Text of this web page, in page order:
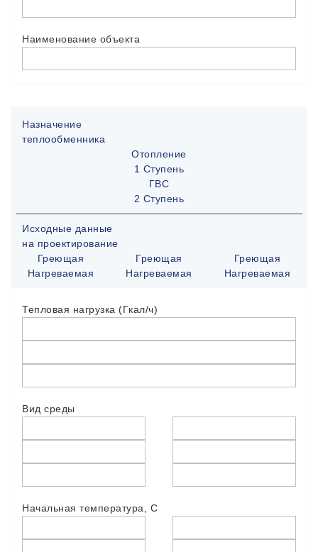
Наименование объекта
Назначение
теплообменника
Отопление
1 Ступень
ГВС
2 Ступень
Исходные данные
на проектирование
Греющая
Нагреваемая
Греющая
Нагреваемая
Греющая
Нагреваемая
Тепловая нагрузка (Гкал/ч)
Вид среды
Начальная температура, С